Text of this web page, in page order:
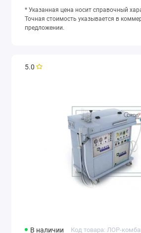
* Указанная цена носит справочный
Точная стоимость указывается в
предложении.
5.0
В наличии